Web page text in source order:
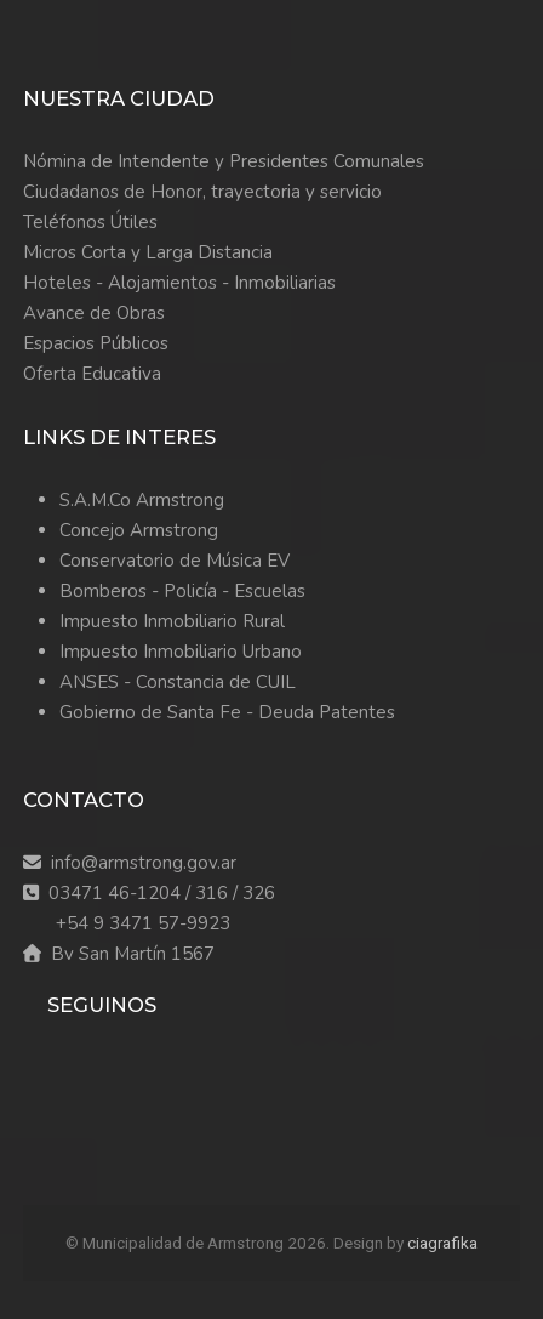
NUESTRA CIUDAD
Nómina de Intendente y Presidentes Comunales
Ciudadanos de Honor, trayectoria y servicio
Teléfonos Útiles
Micros Corta y Larga Distancia
Hoteles - Alojamientos - Inmobiliarias
Avance de Obras
Espacios Públicos
Oferta Educativa
LINKS DE INTERES
S.A.M.Co Armstrong
Concejo Armstrong
Conservatorio de Música EV
Bomberos - Policía - Escuelas
Impuesto Inmobiliario Rural
Impuesto Inmobiliario Urbano
ANSES - Constancia de CUIL
Gobierno de Santa Fe - Deuda Patentes
CONTACTO
info@armstrong.gov.ar
03471 46-1204 / 316 / 326
+54 9 3471 57-9923
Bv San Martín 1567
SEGUINOS
© Municipalidad de Armstrong 2026. Design byciagrafika